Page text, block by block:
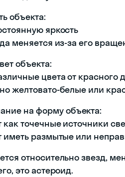
объекта:
яркость
меняется из-за его
объекта:
цвета от красного
желтовато-белые или
на форму объекта:
как точечные источники
иметь размытые или
относительно звезд,
это астероид.